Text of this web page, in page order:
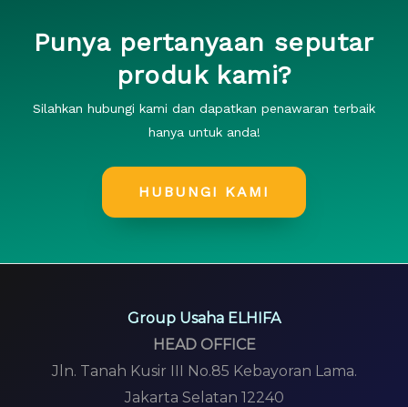
Punya pertanyaan seputar
produk kami?
Silahkan hubungi kami dan dapatkan penawaran terbaik
hanya untuk anda!
HUBUNGI KAMI
Group Usaha ELHIFA
HEAD OFFICE
Jln. Tanah Kusir III No.85 Kebayoran Lama.
Jakarta Selatan 12240